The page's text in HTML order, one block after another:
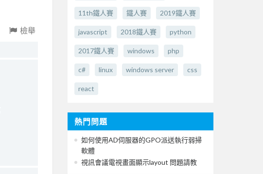
檢舉
11th鐵人賽 鐵人賽 2019鐵人賽
javascript 2018鐵人賽 python
2017鐵人賽 windows php
c# linux windows server css
react
熱門問題
如何使用AD伺服器的GPO派送執行弱掃
軟體
視訊會議電視畫面顯示layout 問題請教